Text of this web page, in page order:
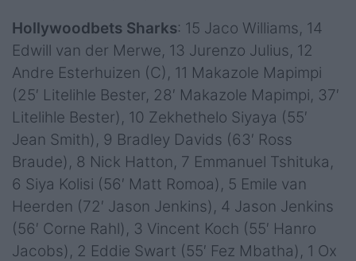
Hollywoodbets Sharks: 15 Jaco Williams, 14
Edwill van der Merwe, 13 Jurenzo Julius, 12
Andre Esterhuizen (C), 11 Makazole Mapimpi
(25′ Litelihle Bester, 28′ Makazole Mapimpi, 37′
Litelihle Bester), 10 Zekhethelo Siyaya (55′
Jean Smith), 9 Bradley Davids (63′ Ross
Braude), 8 Nick Hatton, 7 Emmanuel Tshituka,
6 Siya Kolisi (56′ Matt Romoa), 5 Emile van
Heerden (72′ Jason Jenkins), 4 Jason Jenkins
(56′ Corne Rahl), 3 Vincent Koch (55′ Hanro
Jacobs), 2 Eddie Swart (55′ Fez Mbatha), 1 Ox